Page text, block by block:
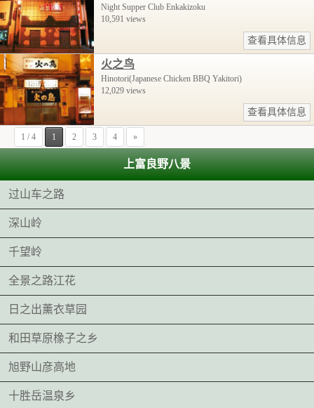
Night Supper Club Enkakizoku
10,591 views
查看具体信息
火之鸟
Hinotori(Japanese Chicken BBQ Yakitori)
12,029 views
查看具体信息
1 / 4 1 2 3 4 »
上富良野八景
过山车之路
深山岭
千望岭
全景之路江花
日之出薰衣草园
和田草原橡子之乡
旭野山彦高地
十胜岳温泉乡